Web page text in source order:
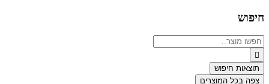
חיפוש
Search
...
תוצאות חיפוש
צפה בכל המוצרים